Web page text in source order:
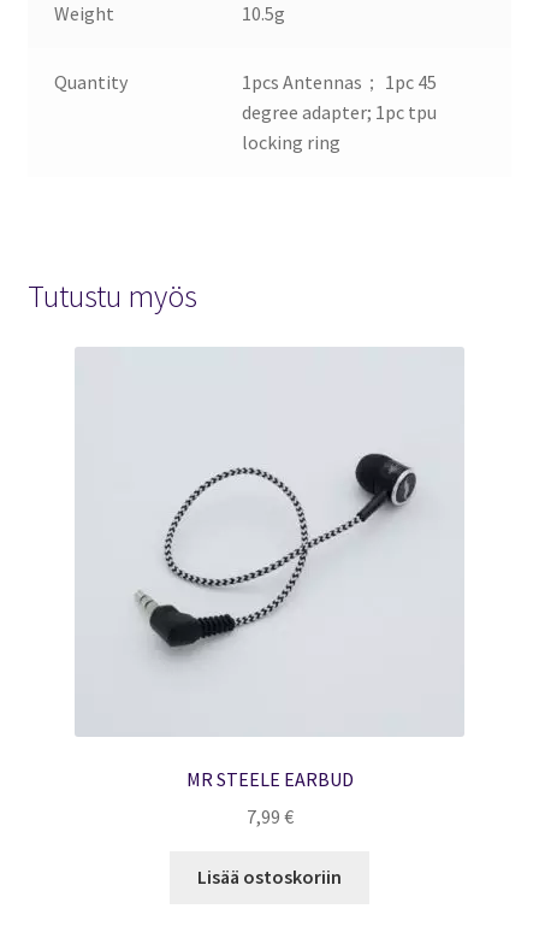
Weight 10.5g
Quantity
1pcs Antennas； 1pc 45
degree adapter; 1pc tpu
locking ring
Tutustu myös
MR STEELE EARBUD
7,99 €
Lisää ostoskoriin